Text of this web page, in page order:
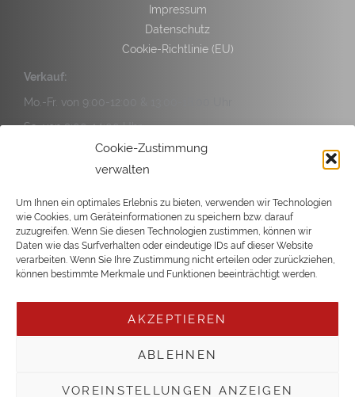
Cookie-Zustimmung
verwalten
Um Ihnen ein optimales Erlebnis zu bieten, verwenden wir Technologien
wie Cookies, um Geräteinformationen zu speichern bzw. darauf
zuzugreifen. Wenn Sie diesen Technologien zustimmen, können wir
Daten wie das Surfverhalten oder eindeutige IDs auf dieser Website
verarbeiten. Wenn Sie Ihre Zustimmung nicht erteilen oder zurückziehen,
können bestimmte Merkmale und Funktionen beeinträchtigt werden.
AKZEPTIEREN
ABLEHNEN
VOREINSTELLUNGEN ANZEIGEN
Impressum
Datenschutz
Cookie-Richtlinie (EU)
Verkauf:
Mo.-Fr. von 9:00-12:00 & 13:00-18:00 Uhr
Sa. von 9:00-14:00 Uhr
Mo.-Fr. von 9:00-12:00 & 13:00-17:00 Uhr
Sa. von 9:00-14:00 Uhr